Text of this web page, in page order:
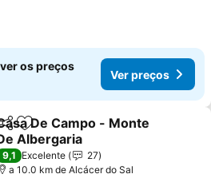
os preços
Ver preços
Adicionar aos favoritos
De Campo - Monte
Albergaria
preços
9,1 Excelente
27
a 10.0 km de Alcácer do Sal